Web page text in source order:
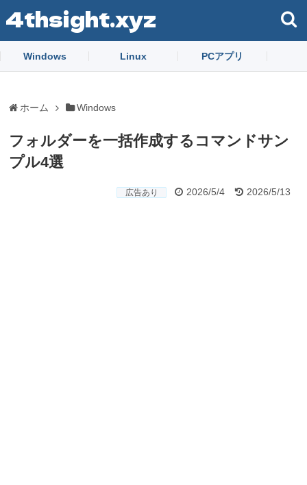
4thsight.xyz
Windows Linux PCアプリ
ホーム Windows
フォルダーを一括作成するコマンドサン
プル4選
広告あり 2026/5/4 2026/5/13